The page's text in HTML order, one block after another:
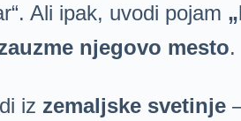
Ali ipak, uvodi pojam
njegovo mesto.
iz zemaljske svetinje